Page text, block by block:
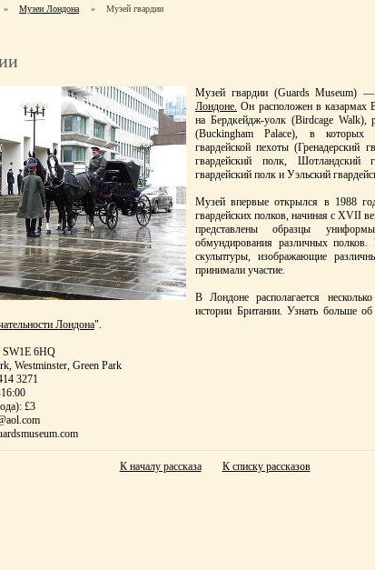
» Музеи Лондона » Музей гвардии
Музей гвардии (Guards Museum)
Лондоне. Он расположен в казармах
на Бердкейдж-уолк (Birdcage
(Buckingham Palace), в которых
гвардейской пехоты (Гренадерский
гвардейский полк, Шотландский
гвардейский полк и Уэльский
Музей впервые открылся в 1988
гвардейских полков, начиная с XVII
представлены образцы
обмундирования различных
скульптуры, изображающие
принимали участие.
В Лондоне располагается
истории Британии. Узнать больше
Лондона".
SW1E 6HQ
Westminster, Green Park
3271
£3
К началу рассказа К списку рассказов